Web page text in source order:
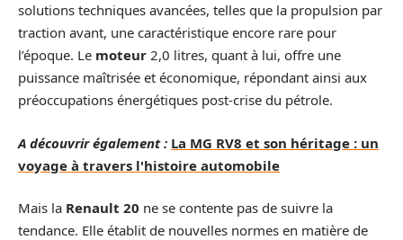
solutions techniques avancées, telles que la propulsion par
traction avant, une caractéristique encore rare pour
l’époque. Le moteur 2,0 litres, quant à lui, offre une
puissance maîtrisée et économique, répondant ainsi aux
préoccupations énergétiques post-crise du pétrole.
A découvrir également : La MG RV8 et son héritage : un
voyage à travers l'histoire automobile
Mais la Renault 20 ne se contente pas de suivre la
tendance. Elle établit de nouvelles normes en matière de